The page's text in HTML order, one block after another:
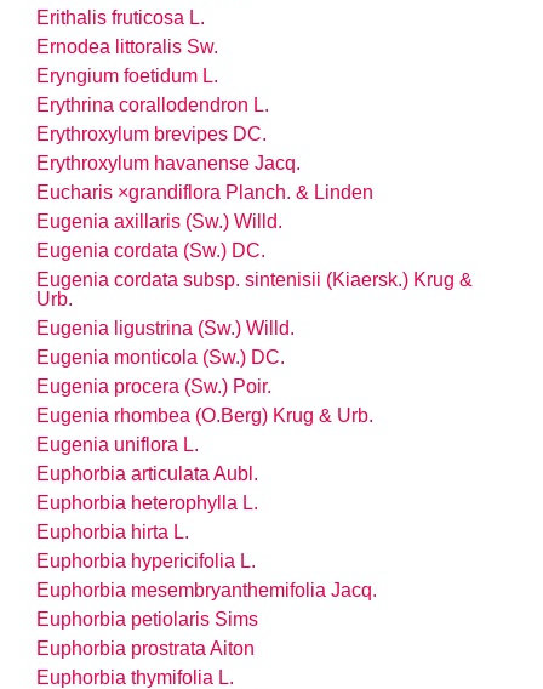
Erithalis fruticosa L.
Ernodea littoralis Sw.
Eryngium foetidum L.
Erythrina corallodendron L.
Erythroxylum brevipes DC.
Erythroxylum havanense Jacq.
Eucharis ×grandiflora Planch. & Linden
Eugenia axillaris (Sw.) Willd.
Eugenia cordata (Sw.) DC.
Eugenia cordata subsp. sintenisii (Kiaersk.) Krug &
Urb.
Eugenia ligustrina (Sw.) Willd.
Eugenia monticola (Sw.) DC.
Eugenia procera (Sw.) Poir.
Eugenia rhombea (O.Berg) Krug & Urb.
Eugenia uniflora L.
Euphorbia articulata Aubl.
Euphorbia heterophylla L.
Euphorbia hirta L.
Euphorbia hypericifolia L.
Euphorbia mesembryanthemifolia Jacq.
Euphorbia petiolaris Sims
Euphorbia prostrata Aiton
Euphorbia thymifolia L.